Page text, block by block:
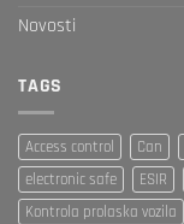
Novosti
TAGS
Access control Can
electronic safe
ESIR
Kontrola prolaska vozila